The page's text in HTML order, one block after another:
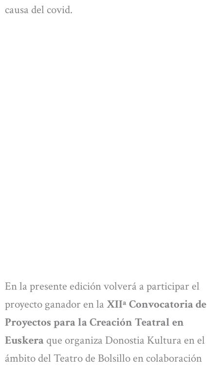
causa del covid.
En la presente edición volverá a participar el
proyecto ganador en la XIIª Convocatoria de
Proyectos para la Creación Teatral en
Euskera que organiza Donostia Kultura en el
ámbito del Teatro de Bolsillo en colaboración